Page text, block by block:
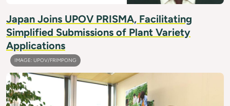
Japan Joins UPOV PRISMA, Facilitating
Simplified Submissions of Plant Variety
Applications
IMAGE: UPOV/FRIMPONG